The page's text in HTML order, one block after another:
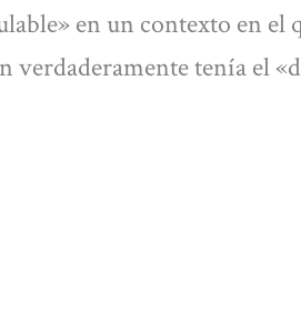
en un contexto en el
verdaderamente tenía el